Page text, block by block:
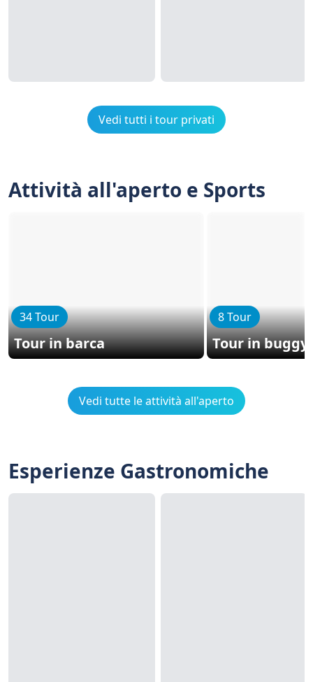
Vedi tutti i tour privati
Attività all'aperto e Sports
34 Tour
Tour in barca
8 Tour
Tour in buggy
Vedi tutte le attività all'aperto
Esperienze Gastronomiche